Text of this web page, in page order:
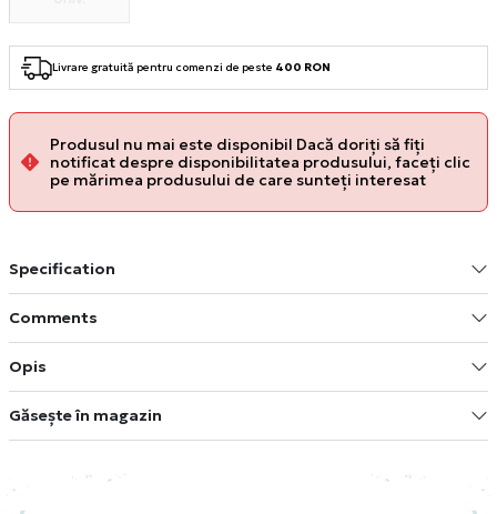
Livrare gratuită pentru comenzi de peste 400 RON
Produsul nu mai este disponibil Dacă doriți să fiți
notificat despre disponibilitatea produsului, faceți clic
pe mărimea produsului de care sunteți interesat
Specification
Comments
Opis
Găsește în magazin